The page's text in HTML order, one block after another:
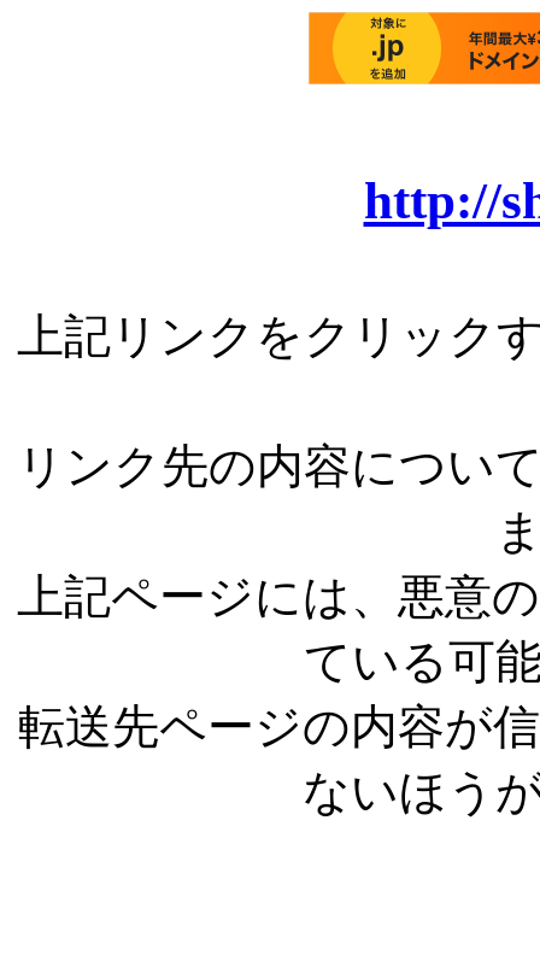
http://
上記リンクをクリック
リンク先の内容につい
上記ページには、悪意
ている可
転送先ページの内容が
ないほう